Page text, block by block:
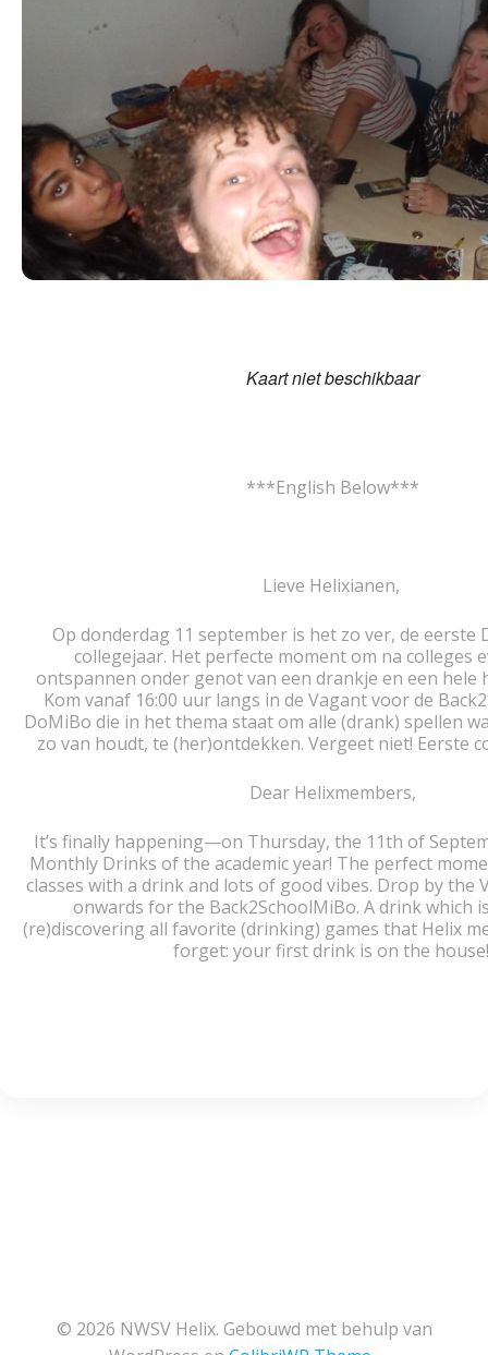
Kaart niet beschikbaar
***English Below***
Lieve Helixianen,
Op donderdag 11 september is het zo ver, de eerste
collegejaar. Het perfecte moment om na colleges
ontspannen onder genot van een drankje en een hele
Kom vanaf 16:00 uur langs in de Vagant voor de
DoMiBo die in het thema staat om alle (drank) spellen
zo van houdt, te (her)ontdekken. Vergeet niet! Eerste
Dear Helixmembers,
It’s finally happening—on Thursday, the 11th of
Monthly Drinks of the academic year! The perfect
classes with a drink and lots of good vibes. Drop by the
onwards for the Back2SchoolMiBo. A drink which
(re)discovering all favorite (drinking) games that Helix
forget: your first drink is on the
© 2026 NWSV Helix. Gebouwd met behulp van